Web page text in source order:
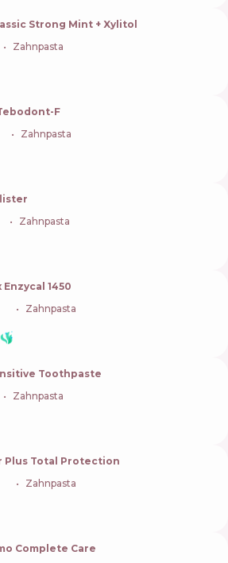
Strong Mint + Xylitol
Zahnpasta
F
Zahnpasta
Zahnpasta
1450
Zahnpasta
Toothpaste
Zahnpasta
Plus Total Protection
Zahnpasta
Complete Care